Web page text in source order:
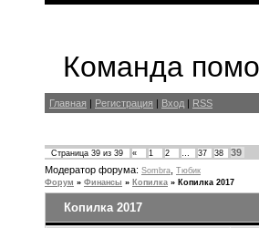
Команда
Главная | Регистрация | Вход | RSS
Страница 39 из 39 « 1 2 … 37 38
39
Модератор форума: Sombra Тюбик
Форум » Финансы » Копилка » Копилка 2017
Копилка 2017